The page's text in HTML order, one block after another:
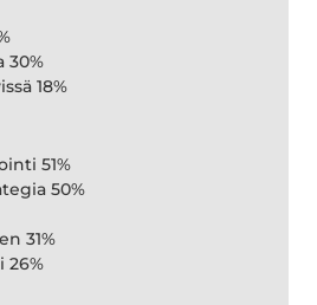
30%
18%
51%
50%
31%
26%